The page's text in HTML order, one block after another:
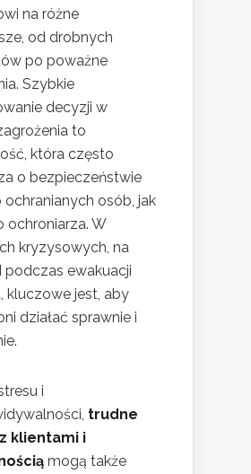
na różne
od drobnych
po poważne
Szybkie
decyzji w
to
która często
o bezpieczeństwie
ochranianych osób, jak
ochroniarza. W
kryzysowych, na
podczas ewakuacji
kluczowe jest, aby
działać sprawnie i
i
trudne
klientami i
mogą także